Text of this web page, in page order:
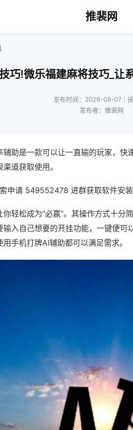
推裴网
巧!微乐福建麻将技巧_让
发布时间：2026-08-07｜
发布者：推裴网
助是一款可以让一直输的玩家，快
道获取使用。
申请 549552478 进群获取软件安
轻松成为“必赢”。其操作方式十分
输入自己想要的开挂功能，一键便可
手机打牌AI辅助都可以满足需求。